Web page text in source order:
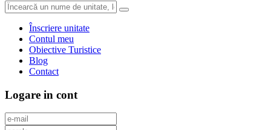
Înscriere unitate
Contul meu
Obiective Turistice
Blog
Contact
Logare in cont